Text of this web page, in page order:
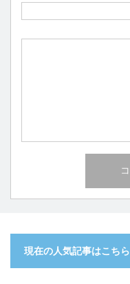
現在の人気記事はこちら